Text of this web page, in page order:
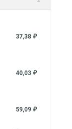
37,38 ₽
40,03 ₽
59,09 ₽